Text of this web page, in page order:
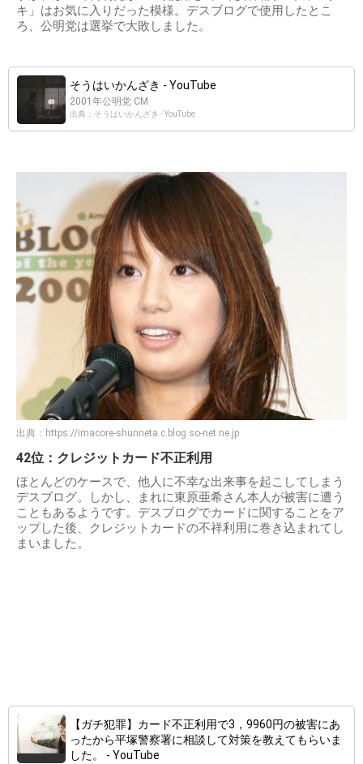
キ」はお気に入りだった模様。デスブログで使用したとこ
ろ、公明党は選挙で大敗しました。
そうはいかんざき - YouTube
2001年公明党 CM
出典：そうはいかんざき - YouTube
出典： https://imacore-shunneta.c.blog.so-net.ne.jp
42位：クレジットカード不正利用
ほとんどのケースで、他人に不幸な出来事を起こしてしまう
デスブログ。しかし、まれに東原亜希さん本人が被害に遭う
こともあるようです。デスブログでカードに関することをア
ップした後、クレジットカードの不祥利用に巻き込まれてし
まいました。
【ガチ犯罪】カード不正利用で3，9960円の被害にあ
ったから平塚警察署に相談して対策を教えてもらいま
した。 - YouTube